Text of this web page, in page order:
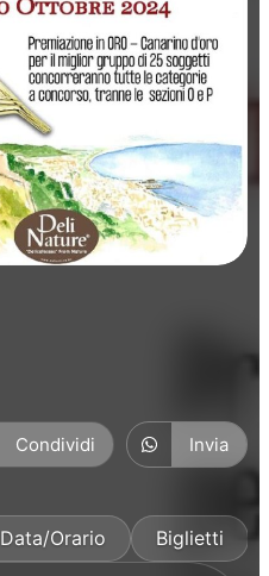
Condividi Invia
Data/Orario Biglietti